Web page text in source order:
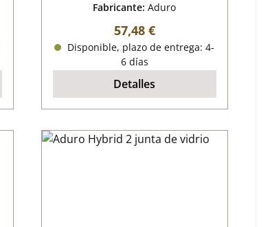
Fabricante:Aduro
Precio normal:
57,48 €
Disponible, plazo de entrega: 4-
6 días
Detalles